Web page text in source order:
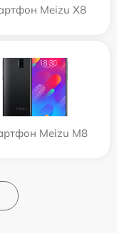
Meizu X8
Meizu M8